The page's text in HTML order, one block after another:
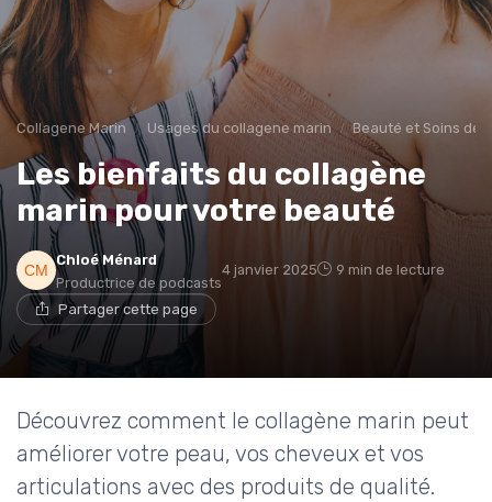
Collagene Marin Usages du collagene marin Beauté et Soins de
Les bienfaits du collagène
marin pour votre beauté
Chloé Ménard
Productrice de podcasts
4 janvier 2025 9 min de lecture
Partager cette page
Découvrez comment le collagène marin peut
améliorer votre peau, vos cheveux et vos
articulations avec des produits de qualité.